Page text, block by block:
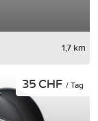
1,7 km
35 CHF / Tag